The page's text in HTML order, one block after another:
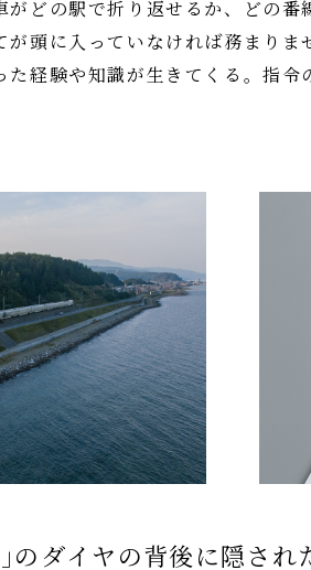
がどの駅で折り返せるか、どの
頭に入っていなければ務まりま
た経験や知識が生きてくる。指
のダイヤの背後に隠され